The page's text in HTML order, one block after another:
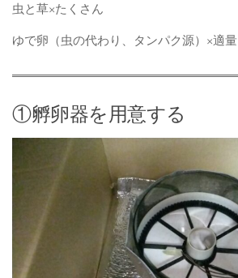
虫と草×たくさん
ゆで卵（虫の代わり、タンパク源）×適量
①孵卵器を用意する